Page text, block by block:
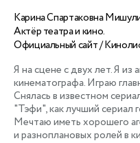
Карина Спартаковна
Актёр театра и кино.
Официальный сайт /
Я на сцене с двух лет. Я из
кинематографа. Играю
Снялась в известном
"Тэфи", как лучший сериал
Мечтаю иметь хорошего
и разноплановых ролей в